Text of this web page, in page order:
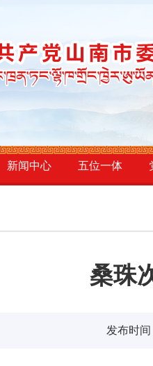
新闻中心 五位一体
桑珠
发布时间